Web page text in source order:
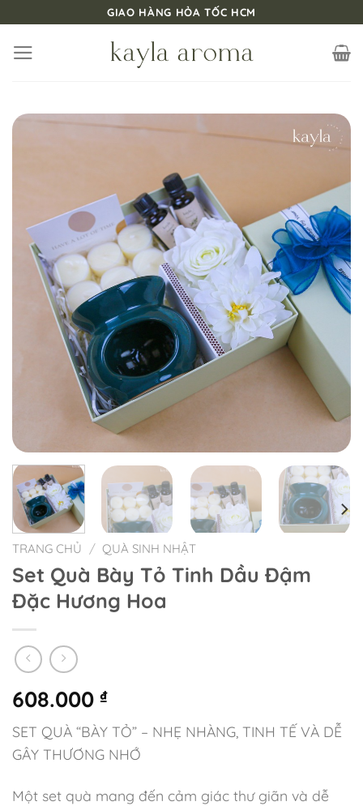
nội
GIAO HÀNG HỎA TỐC HCM
TRANG CHỦ / QUÀ SINH NHẬT
Set Quà Bày Tỏ Tinh Dầu Đậm
Đặc Hương Hoa
608.000 ₫
SET QUÀ “BÀY TỎ” – NHẸ NHÀNG, TINH TẾ VÀ DỄ
GÂY THƯƠNG NHỚ
Một set quà mang đến cảm giác thư giãn và dễ